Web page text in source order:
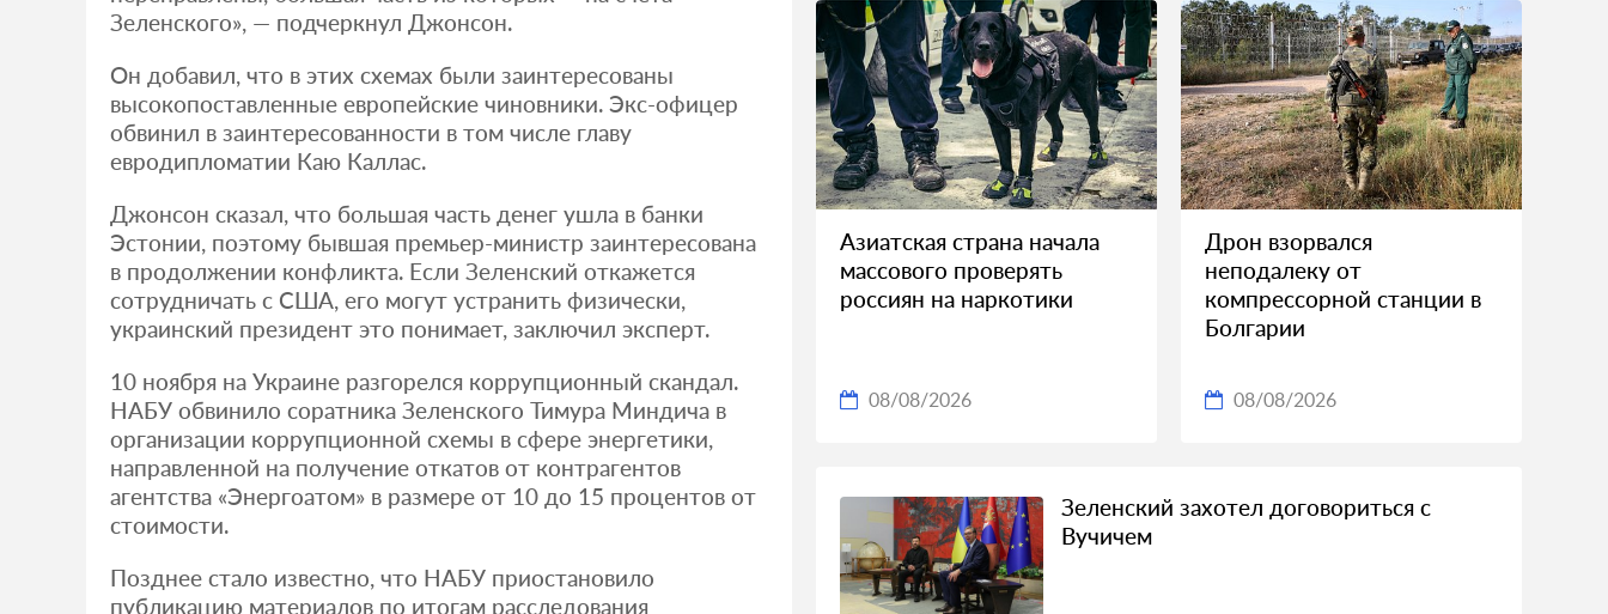
Зеленского», — подчеркнул Джонсон.
Он добавил, что в этих схемах были заинтересованы
высокопоставленные европейские чиновники. Экс-офицер
обвинил в заинтересованности в том числе главу
евродипломатии Каю Каллас.
Джонсон сказал, что большая часть денег ушла в банки
Эстонии, поэтому бывшая премьер-министр заинтересована
в продолжении конфликта. Если Зеленский откажется
сотрудничать с США, его могут устранить физически,
украинский президент это понимает, заключил эксперт.
10 ноября на Украине разгорелся коррупционный скандал.
НАБУ обвинило соратника Зеленского Тимура Миндича в
организации коррупционной схемы в сфере энергетики,
направленной на получение откатов от контрагентов
агентства «Энергоатом» в размере от 10 до 15 процентов от
стоимости.
Позднее стало известно, что НАБУ приостановило
публикацию материалов по итогам расследования
Азиатская страна начала
массового проверять
россиян на наркотики
08/08/2026
Дрон взорвался
неподалеку от
компрессорной станции в
Болгарии
08/08/2026
Зеленский захотел договориться с
Вучичем